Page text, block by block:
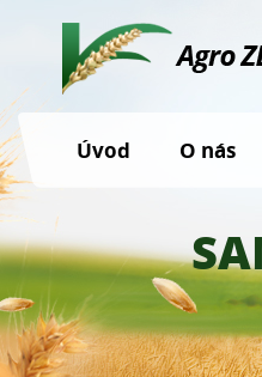
Úvod O nás